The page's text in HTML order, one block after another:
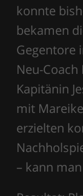
konnte
bekamen
Gegentore
Neu-
Kapitänin
mit
erzielten
– kann